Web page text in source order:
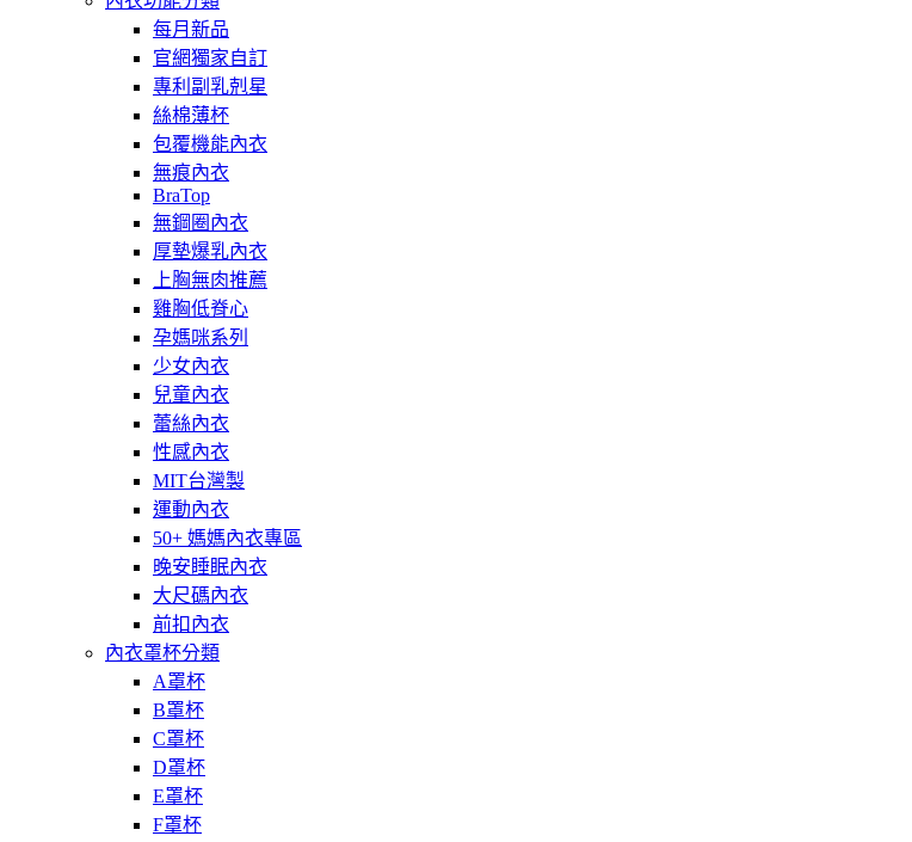
每月新品
官網獨家自訂
專利副乳剋星
絲棉薄杯
包覆機能內衣
無痕內衣
BraTop
無鋼圈內衣
厚墊爆乳內衣
上胸無肉推薦
雞胸低脊心
孕媽咪系列
少女內衣
兒童內衣
蕾絲內衣
性感內衣
MIT台灣製
運動內衣
50+ 媽媽內衣專區
晚安睡眠內衣
大尺碼內衣
前扣內衣
內衣罩杯分類
A罩杯
B罩杯
C罩杯
D罩杯
E罩杯
F罩杯